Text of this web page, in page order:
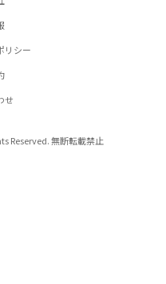
リシー
せ
Reserved. 無断転載禁止